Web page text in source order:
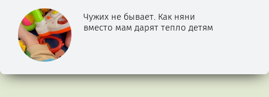
Чужих не бывает. Как няни
вместо мам дарят тепло детям